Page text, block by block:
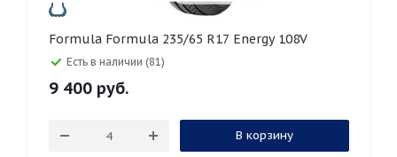
Formula Formula 235/65 R17 Energy 108V
Есть в наличии (81)
9 400 руб.
В корзину